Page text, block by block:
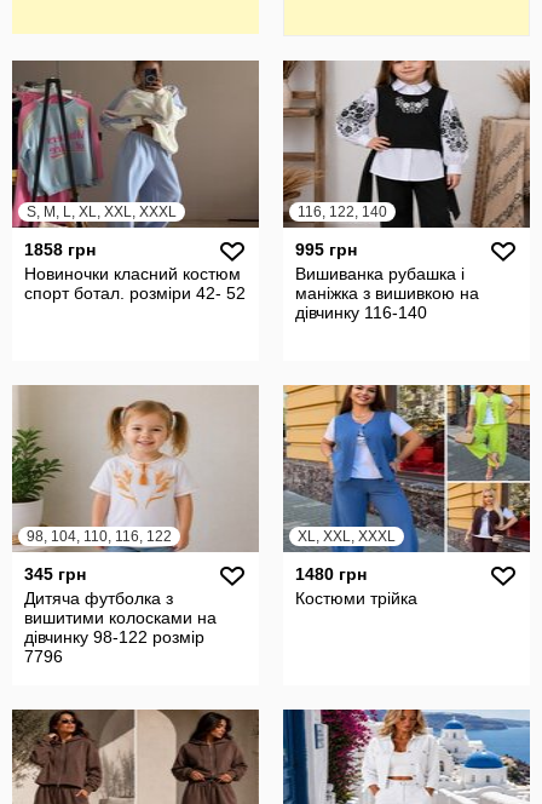
S, M, L, XL, XXL, XXXL
1858 грн
Новиночки класний костюм
спорт ботал. розміри 42- 52
116, 122, 140
995 грн
Вишиванка рубашка і
маніжка з вишивкою на
дівчинку 116-140
98, 104, 110, 116, 122
345 грн
Дитяча футболка з
вишитими колосками на
дівчинку 98-122 розмір
7796
XL, XXL, XXXL
1480 грн
Костюми трійка